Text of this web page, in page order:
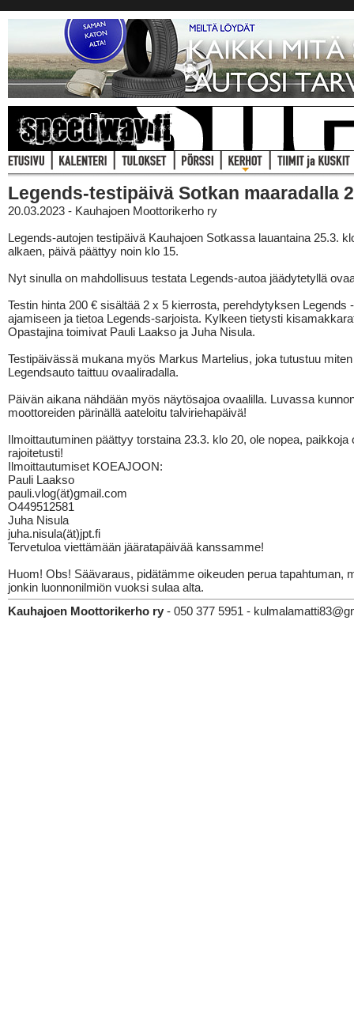
Legends-testipäivä Sotkan maaradalla
20.03.2023 - Kauhajoen Moottorikerho ry
Legends-autojen testipäivä Kauhajoen Sotkassa lauantaina 25.3.
alkaen, päivä päättyy noin klo 15.
Nyt sinulla on mahdollisuus testata Legends-autoa jäädytetyllä
Testin hinta 200 € sisältää 2 x 5 kierrosta, perehdytyksen Legends
ajamiseen ja tietoa Legends-sarjoista. Kylkeen tietysti
Opastajina toimivat Pauli Laakso ja Juha Nisula.
Testipäivässä mukana myös Markus Martelius, joka tutustuu miten
Legendsauto taittuu ovaaliradalla.
Päivän aikana nähdään myös näytösajoa ovaalilla. Luvassa
moottoreiden pärinällä aateloitu talviriehapäivä!
Ilmoittautuminen päättyy torstaina 23.3. klo 20, ole nopea, paikkoja
rajoitetusti!
Ilmoittautumiset KOEAJOON:
Pauli Laakso
pauli.vlog(ät)gmail.com
O449512581
Juha Nisula
juha.nisula(ät)jpt.fi
Tervetuloa viettämään jääratapäivää kanssamme!
Huom! Obs! Säävaraus, pidätämme oikeuden perua tapahtuman,
jonkin luonnonilmiön vuoksi sulaa alta.
Kauhajoen Moottorikerho ry - 050 377 5951 -